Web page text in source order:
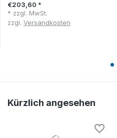
€203,60 *
* zzgl. MwSt.
zzgl. Versandkosten
Kürzlich angesehen